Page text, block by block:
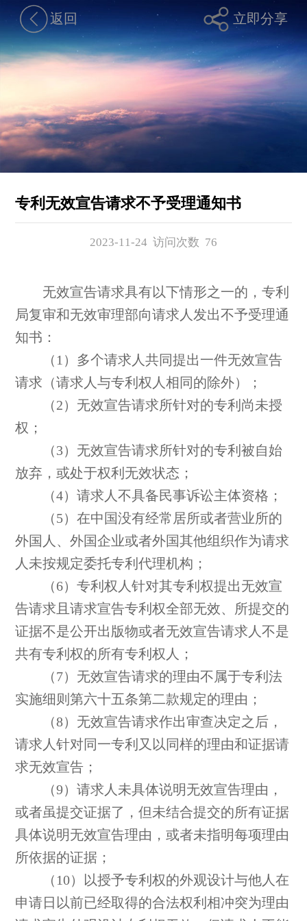
返回 立即分享
专利无效宣告请求不予受理通知书
2023-11-24 访问次数 76
无效宣告请求具有以下情形之一的，专利
局复审和无效审理部向请求人发出不予受理通
知书：
（1）多个请求人共同提出一件无效宣告
请求（请求人与专利权人相同的除外）；
（2）无效宣告请求所针对的专利尚未授
权；
（3）无效宣告请求所针对的专利被自始
放弃，或处于权利无效状态；
（4）请求人不具备民事诉讼主体资格；
（5）在中国没有经常居所或者营业所的
外国人、外国企业或者外国其他组织作为请求
人未按规定委托专利代理机构；
（6）专利权人针对其专利权提出无效宣
告请求且请求宣告专利权全部无效、所提交的
证据不是公开出版物或者无效宣告请求人不是
共有专利权的所有专利权人；
（7）无效宣告请求的理由不属于专利法
实施细则第六十五条第二款规定的理由；
（8）无效宣告请求作出审查决定之后，
请求人针对同一专利又以同样的理由和证据请
求无效宣告；
（9）请求人未具体说明无效宣告理由，
或者虽提交证据了，但未结合提交的所有证据
具体说明无效宣告理由，或者未指明每项理由
所依据的证据；
（10）以授予专利权的外观设计与他人在
申请日以前已经取得的合法权利相冲突为理由